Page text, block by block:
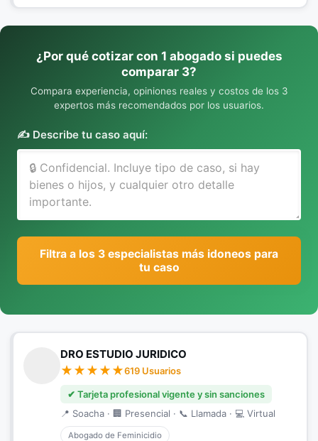
¿Por qué cotizar con 1 abogado si puedes
comparar 3?
Compara experiencia, opiniones reales y costos de los 3
expertos más recomendados por los usuarios.
✍️ Describe tu caso aquí:
Filtra a los 3 especialistas más idoneos para
tu caso
DRO ESTUDIO JURIDICO
619 Usuarios
✔ Tarjeta profesional vigente y sin sanciones
📍 Soacha · 🏢 Presencial · 📞 Llamada · 💻 Virtual
Abogado de Feminicidio